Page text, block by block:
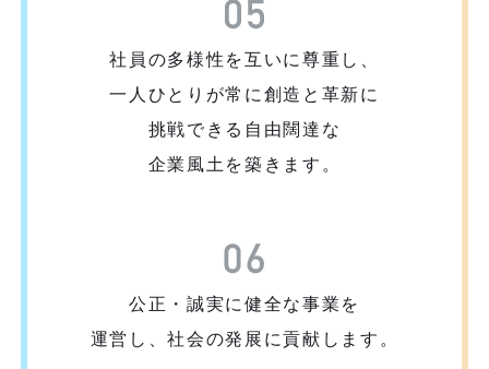
社員の多様性を互いに尊重し、
一人ひとりが常に創造と 革新に
挑戦できる自由闊達な
企業風土を築きます。
公正・誠実に健全な事業を
運営し、社会の発展に貢献します。